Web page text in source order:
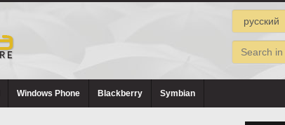
Windows Phone Blackberry Symbian